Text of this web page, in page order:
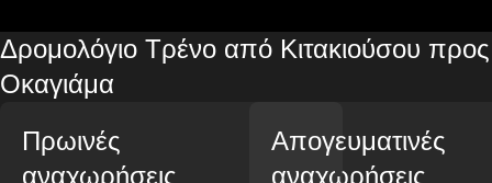
Δρομολόγιο Τρένο από Κιτακιούσου προς
Οκαγιάμα
Πρωινές
αναχωρήσεις
Απογευματινές
αναχωρήσεις